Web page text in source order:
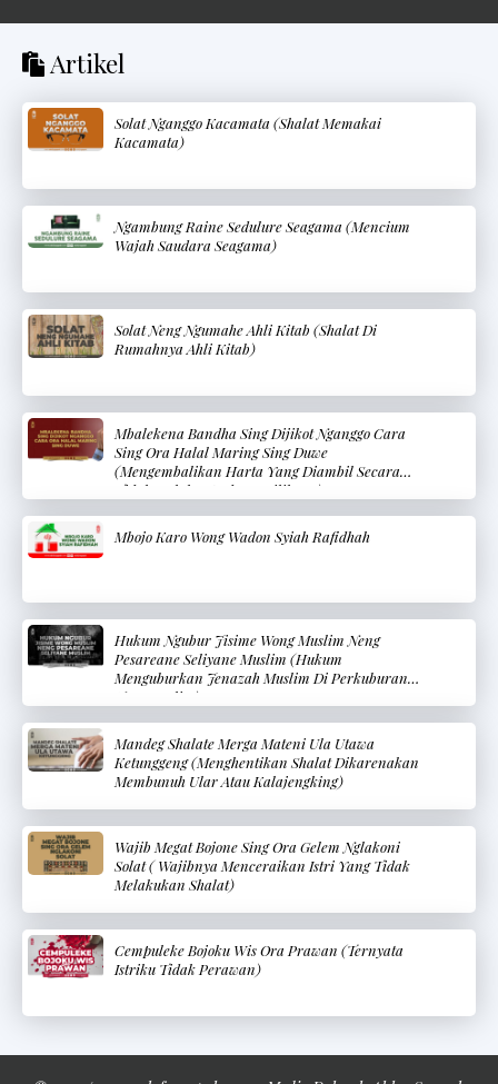
Artikel
Solat Nganggo Kacamata (Shalat Memakai
Kacamata)
Ngambung Raine Sedulure Seagama (Mencium
Wajah Saudara Seagama)
Solat Neng Ngumahe Ahli Kitab (Shalat Di
Rumahnya Ahli Kitab)
Mbalekena Bandha Sing Dijikot Nganggo Cara
Sing Ora Halal Maring Sing Duwe
(Mengembalikan Harta Yang Diambil Secara
Tidak Halal Kepada Pemiliknya)
Mbojo Karo Wong Wadon Syiah Rafidhah
Hukum Ngubur Jisime Wong Muslim Neng
Pesareane Seliyane Muslim (Hukum
Menguburkan Jenazah Muslim Di Perkuburan
Non-Muslim)
Mandeg Shalate Merga Mateni Ula Utawa
Ketunggeng (Menghentikan Shalat Dikarenakan
Membunuh Ular Atau Kalajengking)
Wajib Megat Bojone Sing Ora Gelem Nglakoni
Solat ( Wajibnya Menceraikan Istri Yang Tidak
Melakukan Shalat)
Cempuleke Bojoku Wis Ora Prawan (Ternyata
Istriku Tidak Perawan)